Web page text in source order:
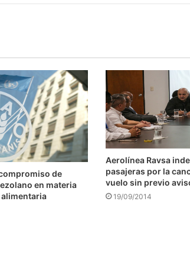
de
en materia
Aerolínea Ravsa
pasajeras por la
vuelo sin previo
19/09/2014